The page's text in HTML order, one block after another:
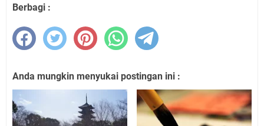
Berbagi :
Anda mungkin menyukai postingan ini :